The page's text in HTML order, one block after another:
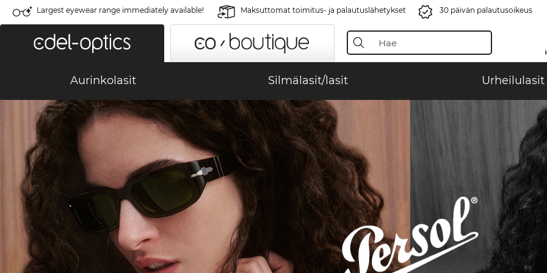
Largest eyewear range immediately available! Maksuttomat toimitus- ja palautuslähetykset 30 päivän palautusoikeus
Aurinkolasit Silmälasit/lasit Urheilulasit